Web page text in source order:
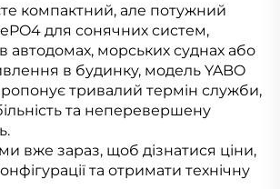
компактний, але потужний
для сонячних систем,
автодомах, морських суднах або
в будинку, модель YABO
тривалий термін служби,
та неперевершену
вже зараз, щоб дізнатися ціни,
та отримати технічну